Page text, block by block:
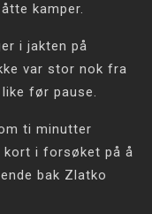
kamper.
i jakten på
var stor nok fra
før pause.
ti minutter
i forsøket på å
bak Zlatko